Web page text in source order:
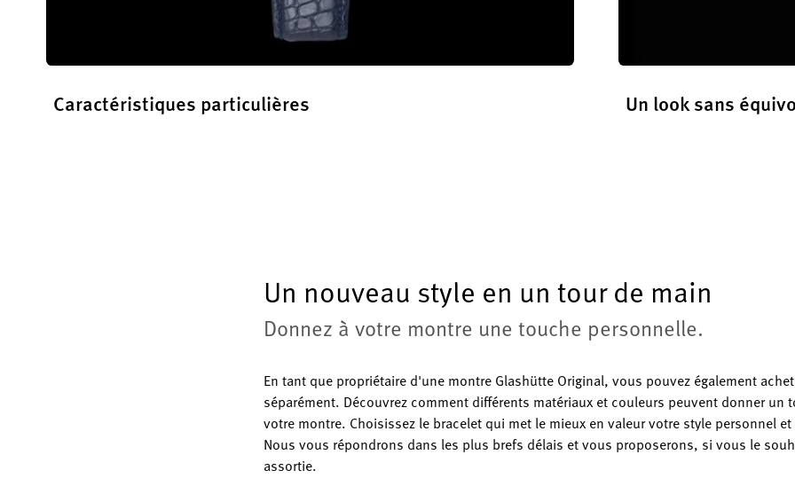
Caractéristiques particulières Un look sans
Un nouveau style en un tour de main
Donnez à votre montre une touche personnelle.
En tant que propriétaire d'une montre Glashütte Original, vous pouvez également
séparément. Découvrez comment différents matériaux et couleurs peuvent donner un
votre montre. Choisissez le bracelet qui met le mieux en valeur votre style personnel
Nous vous répondrons dans les plus brefs délais et vous proposerons, si vous le
assortie.